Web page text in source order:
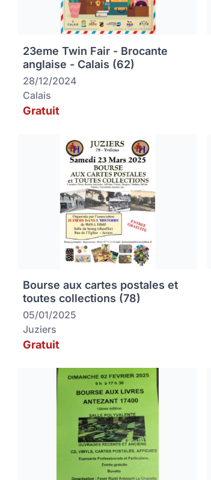
23eme Twin Fair - Brocante
anglaise - Calais (62)
28/12/2024
Calais
Gratuit
Bourse aux cartes postales et
toutes collections (78)
05/01/2025
Juziers
Gratuit